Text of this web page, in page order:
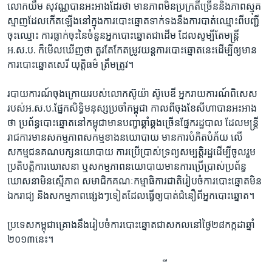
លោក​យឹម សុវណ្ណ​បាន​អះអាង​ដែរ​ថា​ មានភាព​មិនប្រក្រតី​ច្រើន​និង​ភាព​ស្មុគ
ស្មាញ​ដែល​កើត​ឡើង​នៅក្នុង​ការ​បោះឆ្នោត​ទាក់ទង​នឹង​ការ​បាត់ឈ្មោះ​ពី​បញ្ជី​
ចុះឈ្មោះ​ ការ​ធ្លាក់​ចុះ​នៃ​ចំនួន​អ្នក​បោះឆ្នោត​ជាដើម​ ដែល​សូម្បីតែ​មន្ត្រី​
អ.ស.ប. ​ក៏​មើល​ឃើញ​ថា​ គួរតែ​កែ​តម្រូវ​យន្តការ​បោះឆ្នោត​នេះដើម្បី​ឲ្យ​មាន​
ការ​បោះឆ្នោត​សេរី ​យុត្តិធម៌ ​ត្រឹមត្រូវ។​
របាយ​ការណ៍​ចុង​ក្រោយ​របស់​លោកស៊ូយ៉ា ស៊ូបេឌី​ អ្នក​រាយ​ការណ៍​ពិសេស​
របស់​អ.ស.ប.​ផ្នែក​សិទ្ធិ​មនុស្ស​ប្រចាំ​កម្ពុជា​ កាលពី​ចុង​ខែ​សីហា​បាន​អះអាង​
ថា​ ប្រព័ន្ធ​បោះឆ្នោត​នៅ​កម្ពុជា​មាន​បញ្ហា​ឆ្គាំឆ្គង​ច្រើន​ផ្នែក​រដ្ឋបាល​ ដែល​មន្ត្រី​
រាជការ​មាន​សកម្មភាព​សកម្មខាង​នយោបាយ​ មានការ​បំភិត​បំភ័យ​ លើ​
សកម្មជន​គណបក្ស​នយោបាយ​ ការ​ប្រើប្រាស់​ទ្រព្យ​សម្បត្តិ​រដ្ឋ​ដើម្បី​ចូលរួម​
ប្រតិបត្តិការ​ឃោសនា​ ឬ​សកម្មភាព​នយោបាយ​មាន​ការ​ប្រើប្រាស់​ប្រព័ន្ធ​
ឃោសនា​មិន​ស្មើភាព ​សមាជិក​គណៈកម្មាធិការ​ជាតិ​រៀបចំ​ការបោះឆ្នោត​មិន
ឯករាជ្យ​ និង​សកម្មភាព​ផ្សេងៗ​ទៀត​ដែល​ធ្វើ​ឲ្យ​បាត់​ជំនឿ​ពីអ្នក​បោះឆ្នោត។
​ប្រទេស​កម្ពុជា​គ្រោង​នឹង​រៀបចំ​ការ​បោះឆ្នោត​ជា​សកល​នៅថ្ងៃ​២៨​កក្កដា​ឆ្នាំ​
២០១៣​នេះ។​